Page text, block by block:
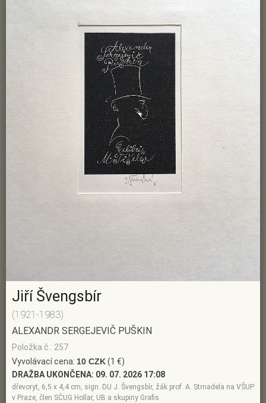
Jiří Švengsbír
(1921-1983)
ALEXANDR SERGEJEVIČ PUŠKIN
Položka č.: 257
Vyvolávací cena: 10 CZK(1 €)
DRAŽBA UKONČENA: 09. 07. 2026 17:08
dřevoryt, 6,5 x 4,4 cm, sign. DU J. Švengsbír, žák prof. A. Strnadela na VŠUP
v Praze, člen SČUG Hollar, UB a skupiny Grafis